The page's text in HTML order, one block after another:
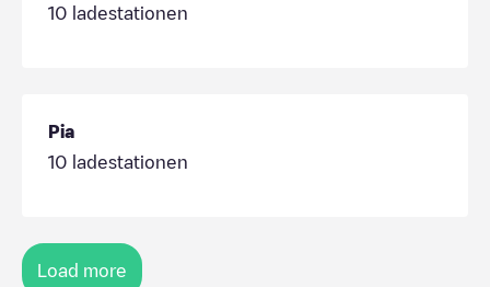
10 ladestationen
Pia
10 ladestationen
Load more